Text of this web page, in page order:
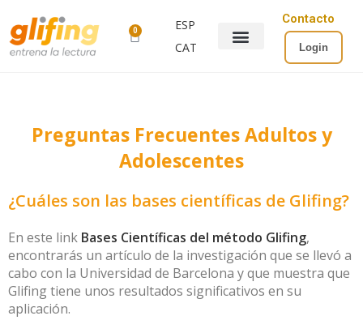
0
ESP
CAT
Contacto
Login
Preguntas Frecuentes Adultos y
Adolescentes
¿Cuáles son las bases científicas de Glifing?
En este link Bases Científicas del método Glifing,
encontrarás un artículo de la investigación que se llevó a
cabo con la Universidad de Barcelona y que muestra que
Glifing tiene unos resultados significativos en su
aplicación.